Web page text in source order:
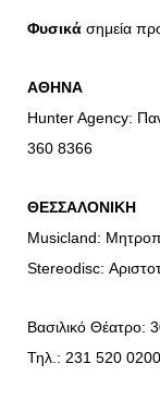
Φυσικά σημεία
AΘΗΝΑ
Hunter Agency:
360 8366
ΘΕΣΣΑΛΟΝΙΚΗ
Μusicland:
Stereodisc:
Βασιλικό Θέατρο:
Τηλ.: 231 520 0200